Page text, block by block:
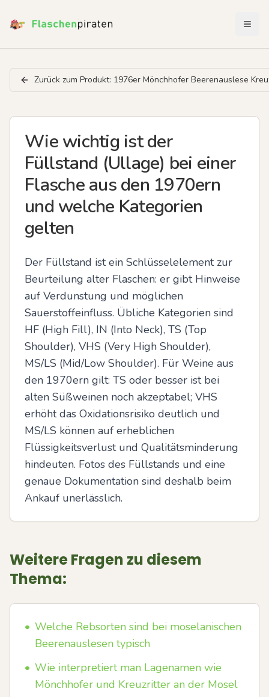
Zurück zum Produkt: 1976er Mönchhofer Beerenauslese
Wie wichtig ist der
Füllstand (Ullage) bei einer
Flasche aus den 1970ern
und welche Kategorien
gelten
Der Füllstand ist ein Schlüsselelement zur
Beurteilung alter Flaschen: er gibt Hinweise
auf Verdunstung und möglichen
Sauerstoffeinfluss. Übliche Kategorien sind
HF (High Fill), IN (Into Neck), TS (Top
Shoulder), VHS (Very High Shoulder),
MS/LS (Mid/Low Shoulder). Für Weine aus
den 1970ern gilt: TS oder besser ist bei
alten Süßweinen noch akzeptabel; VHS
erhöht das Oxidationsrisiko deutlich und
MS/LS können auf erheblichen
Flüssigkeitsverlust und Qualitätsminderung
hindeuten. Fotos des Füllstands und eine
genaue Dokumentation sind deshalb beim
Ankauf unerlässlich.
Weitere Fragen zu diesem
Thema:
• Welche Rebsorten sind bei moselanischen
Beerenauslesen typisch
• Wie interpretiert man Lagenamen wie
Mönchhofer und Kreuzritter an der Mosel